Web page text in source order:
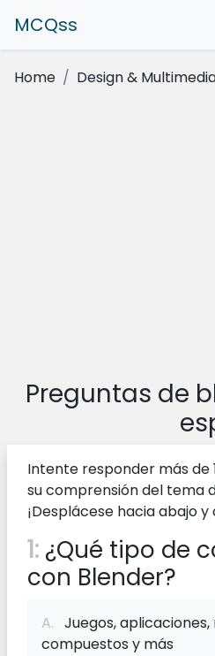
MCQss
Home Design &
Preguntas de
Intente responder más de
su comprensión del tema
¡Desplácese hacia abajo
1: ¿Qué tipo de
con Blender?
A. Juegos,
compuestos y más